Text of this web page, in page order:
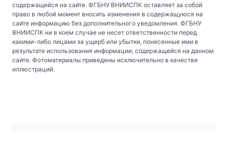
содержащейся на сайте. ФГБНУ ВНИИСПК оставляет за собой
право в любой момент вносить изменения в содержащуюся на
сайте информацию без дополнительного уведомления. ФГБНУ
ВНИИСПК ни в коем случае не несет ответственности перед
какими-либо лицами за ущерб или убытки, понесенные ими в
результате использования информации, содержащейся на данном
сайте. Фотоматериалы приведены исключительно в качестве
иллюстраций.